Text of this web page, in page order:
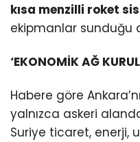
kısa menzilli roket
ekipmanlar sunduğu
‘EKONOMİK AĞ
Habere göre
yalnızca askeri
Suriye ticaret, enerji,